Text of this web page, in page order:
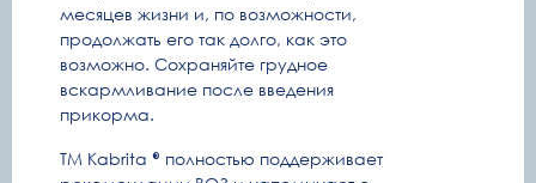
Ваше имя
E-mail
месяцев жизни и, по возможности,
продолжать его так долго, как это
возможно. Сохраняйте грудное
вскармливание после введения
прикорма.
ТМ Kabrita
полностью поддерживает